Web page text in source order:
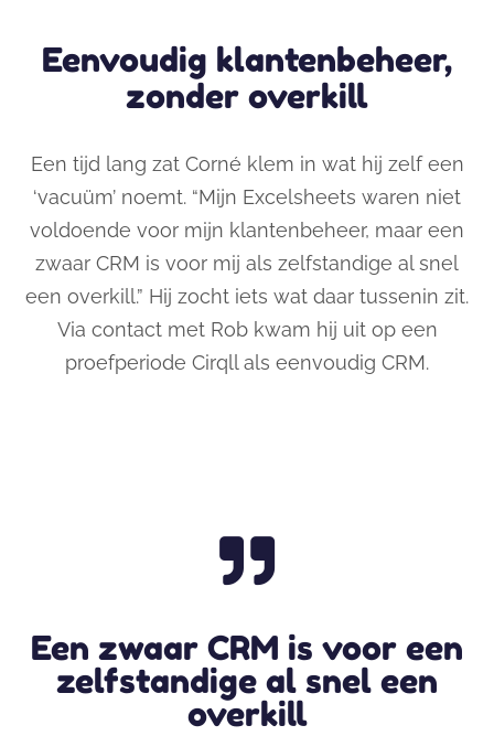
Eenvoudig klantenbeheer,
zonder overkill
Een tijd lang zat Corné klem in wat hij zelf een
‘vacuüm’ noemt. “Mijn Excelsheets waren niet
voldoende voor mijn klantenbeheer, maar een
zwaar CRM is voor mij als zelfstandige al snel
een overkill.” Hij zocht iets wat daar tussenin zit.
Via contact met Rob kwam hij uit op een
proefperiode Cirqll als eenvoudig CRM.
Een zwaar CRM is voor een
zelfstandige al snel een
overkill